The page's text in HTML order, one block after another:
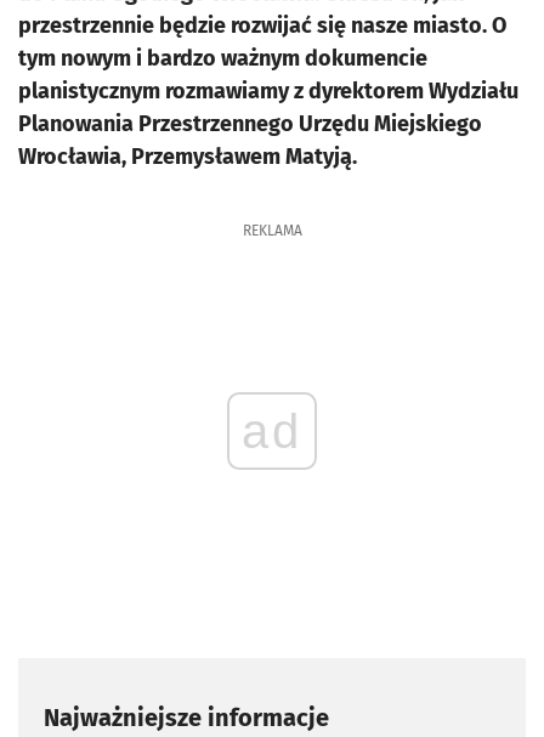
przestrzennie będzie rozwijać się nasze miasto. O
tym nowym i bardzo ważnym dokumencie
planistycznym rozmawiamy z dyrektorem Wydziału
Planowania Przestrzennego Urzędu Miejskiego
Wrocławia, Przemysławem Matyją.
REKLAMA
ad
Najważniejsze informacje